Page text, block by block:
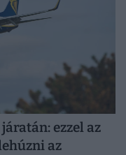
ezzel az
az